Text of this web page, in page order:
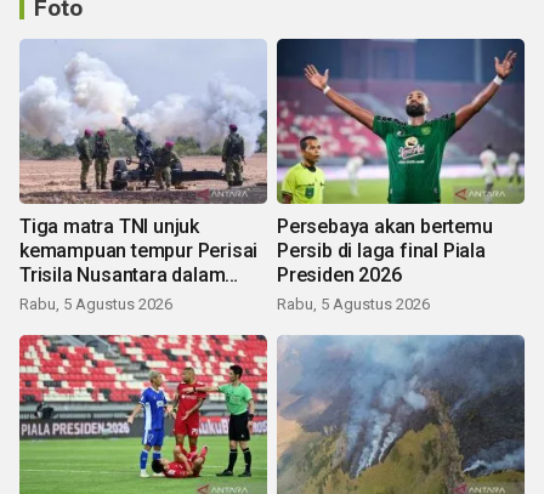
Foto
Tiga matra TNI unjuk
kemampuan tempur Perisai
Trisila Nusantara dalam
latihan di Kepri
Rabu, 5 Agustus 2026
Persebaya akan bertemu
Persib di laga final Piala
Presiden 2026
Rabu, 5 Agustus 2026